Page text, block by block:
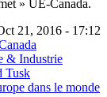
» UE-Canada.
21, 2016 - 17:12
& Industrie
Tusk
dans le monde